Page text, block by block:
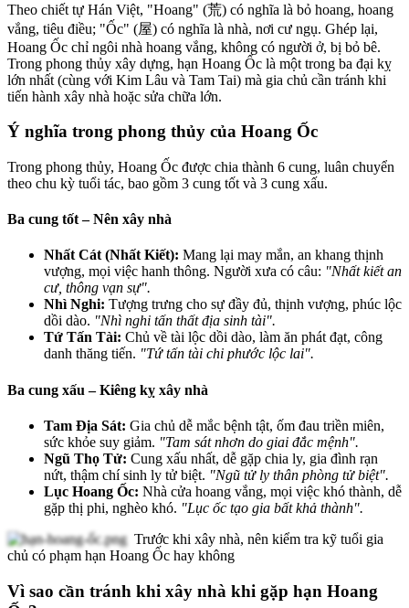
Theo chiết tự Hán Việt, "Hoang" (荒) có nghĩa là bỏ hoang, hoang
vắng, tiêu điều; "Ốc" (屋) có nghĩa là nhà, nơi cư ngụ. Ghép lại,
Hoang Ốc chỉ ngôi nhà hoang vắng, không có người ở, bị bỏ bê.
Trong phong thủy xây dựng, hạn Hoang Ốc là một trong ba đại kỵ
lớn nhất (cùng với Kim Lâu và Tam Tai) mà gia chủ cần tránh khi
tiến hành xây nhà hoặc sửa chữa lớn.
Ý nghĩa trong phong thủy của Hoang Ốc
Trong phong thủy, Hoang Ốc được chia thành 6 cung, luân chuyển
theo chu kỳ tuổi tác, bao gồm 3 cung tốt và 3 cung xấu.
Ba cung tốt – Nên xây nhà
Nhất Cát (Nhất Kiết): Mang lại may mắn, an khang thịnh
vượng, mọi việc hanh thông. Người xưa có câu: "Nhất kiết an
cư, thông vạn sự".
Nhì Nghi: Tượng trưng cho sự đầy đủ, thịnh vượng, phúc lộc
dồi dào. "Nhì nghi tấn thất địa sinh tài".
Tứ Tấn Tài: Chủ về tài lộc dồi dào, làm ăn phát đạt, công
danh thăng tiến. "Tứ tấn tài chi phước lộc lai".
Ba cung xấu – Kiêng kỵ xây nhà
Tam Địa Sát: Gia chủ dễ mắc bệnh tật, ốm đau triền miên,
sức khỏe suy giảm. "Tam sát nhơn do giai đắc mệnh".
Ngũ Thọ Tử: Cung xấu nhất, dễ gặp chia ly, gia đình rạn
nứt, thậm chí sinh ly tử biệt. "Ngũ tử ly thân phòng tử biệt".
Lục Hoang Ốc: Nhà cửa hoang vắng, mọi việc khó thành, dễ
gặp thị phi, nghèo khó. "Lục ốc tạo gia bất khả thành".
Trước khi xây nhà, nên kiểm tra kỹ tuổi gia
chủ có phạm hạn Hoang Ốc hay không
Vì sao cần tránh khi xây nhà khi gặp hạn Hoang